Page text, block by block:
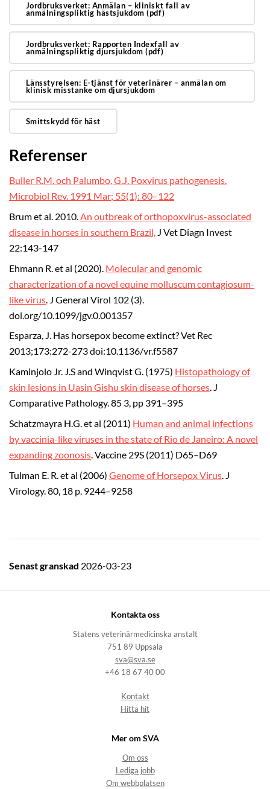
Jordbruksverket: Anmälan – kliniskt fall av
anmälningspliktig hästsjukdom (pdf)
Jordbruksverket: Rapporten Indexfall av
anmälningspliktig djursjukdom (pdf)
Länsstyrelsen: E-tjänst för veterinärer – anmälan om
klinisk misstanke om djursjukdom
Smittskydd för häst
Referenser
Buller R.M. och Palumbo, G.J. Poxvirus pathogenesis.
Microbiol Rev. 1991 Mar; 55(1): 80–122
Brum et al. 2010.An outbreak of orthopoxvirus-associated
disease in horses in southern Brazil, J Vet Diagn Invest
22:143-147
Ehmann R. et al (2020). Molecular and genomic
characterization of a novel equine molluscum contagiosum-
like virus. J General Virol 102 (3).
doi.org/10.1099/jgv.0.001357
Esparza, J. Has horsepox become extinct? Vet Rec
2013;173:272-273 doi:10.1136/vr.f5587
Kaminjolo Jr. J.S and Winqvist G. (1975) Histopathology of
skin lesions in Uasin Gishu skin disease of horses. J
Comparative Pathology. 85 3, pp 391–395
Schatzmayra H.G. et al (2011) Human and animal infections
by vaccinia-like viruses in the state of Rio de Janeiro: A novel
expanding zoonosis. Vaccine 29S (2011) D65–D69
Tulman E. R. et al (2006) Genome of Horsepox Virus. J
Virology. 80, 18 p. 9244–9258
Senast granskad 2026-03-23
Kontakta oss
Statens veterinärmedicinska anstalt
751 89 Uppsala
sva@sva.se
+46 18 67 40 00
Kontakt
Hitta hit
Mer om SVA
Om oss
Lediga jobb
Om webbplatsen